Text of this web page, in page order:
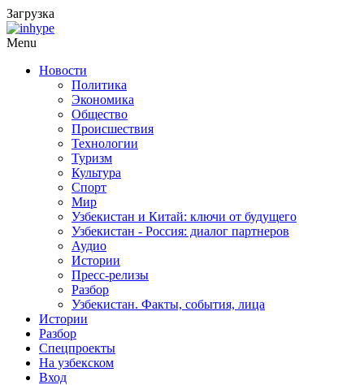
Загрузка
Menu
Новости
Политика
Экономика
Общество
Происшествия
Технологии
Туризм
Культура
Спорт
Мир
Узбекистан и Китай: ключи от будущего
Узбекистан - Россия: диалог партнеров
Аудио
Истории
Пресс-релизы
Разбор
Узбекистан. Факты, события, лица
Истории
Разбор
Спецпроекты
На узбекском
Вход